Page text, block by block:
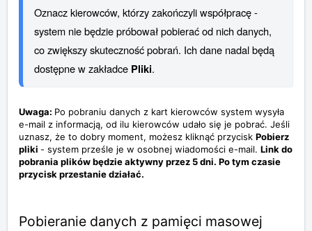
Oznacz kierowców, którzy zakończyli współpracę -
system nie będzie próbował pobierać od nich danych,
co zwiększy skuteczność pobrań. Ich dane nadal będą
dostępne w zakładce Pliki.
Uwaga: Po pobraniu danych z kart kierowców system wysyła
e-mail z informacją, od ilu kierowców udało się je pobrać. Jeśli
uznasz, że to dobry moment, możesz kliknąć przycisk Pobierz
pliki - system prześle je w osobnej wiadomości e-mail. Link do
pobrania plików będzie aktywny przez 5 dni. Po tym czasie
przycisk przestanie działać.
Pobieranie danych z pamięci masowej